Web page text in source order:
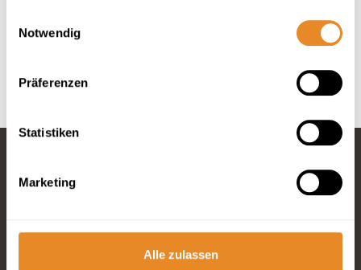
Notwendig
Präferenzen
Statistiken
Marketing
Alle zulassen
Optimaler Service durch 4 Rezeptionen vor Ort.
Fragen und
Telefon: 04834